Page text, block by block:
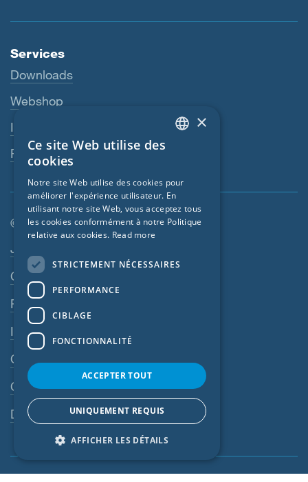
Services
Downloads
Webshop
Interlocuteur
Revendeurs
© SIGA 2026
Jobs
Contact
Règles de confidentialité
Impressum
CGV
CGA
Dispositif d’alerte
ENGLISH
FRENCH
CZECH
LATVIAN
NORWEGIAN
×
Ce site Web utilise des
cookies
Notre site Web utilise des cookies pour
améliorer l'expérience utilisateur. En
utilisant notre site Web, vous acceptez tous
les cookies conformément à notre Politique
relative aux cookies. Read more
STRICTEMENT NÉCESSAIRES
PERFORMANCE
CIBLAGE
FONCTIONNALITÉ
ACCEPTER TOUT
UNIQUEMENT REQUIS
AFFICHER LES DÉTAILS